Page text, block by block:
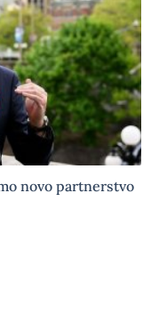
novo partnerstvo